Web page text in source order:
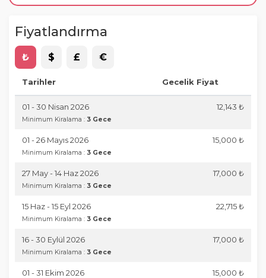
Fiyatlandırma
₺ $ £ €
Tarihler Gecelik Fiyat
01 - 30 Nisan 2026
Minimum Kiralama : 3 Gece
12,143 ₺
01 - 26 Mayıs 2026
Minimum Kiralama : 3 Gece
15,000 ₺
27 May - 14 Haz 2026
Minimum Kiralama : 3 Gece
17,000 ₺
15 Haz - 15 Eyl 2026
Minimum Kiralama : 3 Gece
22,715 ₺
16 - 30 Eylül 2026
Minimum Kiralama : 3 Gece
17,000 ₺
01 - 31 Ekim 2026 15,000 ₺